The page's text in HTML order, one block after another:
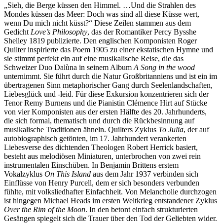
„Sieh, die Berge küssen den Himmel. …Und die Strahlen des
Mondes küssen das Meer: Doch was sind all diese Küsse wert,
wenn Du mich nicht küsst?“ Diese Zeilen stammen aus dem
Gedicht Love’s Philosophy, das der Romantiker Percy Bysshe
Shelley 1819 publizierte. Den englischen Komponisten Roger
Quilter inspirierte das Poem 1905 zu einer ekstatischen Hymne und
sie stimmt perfekt ein auf eine musikalische Reise, die das
Schweizer Duo Dalùna in seinem Album A Song in the wood
unternimmt. Sie führt durch die Natur Großbritanniens und ist ein im
übertragenen Sinn metaphorischer Gang durch Seelenlandschaften,
Liebesglück und -leid. Für diese Exkursion konzentrieren sich der
Tenor Remy Burnens und die Pianistin Clémence Hirt auf Stücke
von vier Komponisten aus der ersten Hälfte des 20. Jahrhunderts,
die sich formal, thematisch und durch die Rückbesinnung auf
musikalische Traditionen ähneln. Quilters Zyklus To Julia, der auf
autobiographisch getönten, im 17. Jahrhundert verankerten
Liebesverse des dichtenden Theologen Robert Herrick basiert,
besteht aus melodiösen Miniaturen, unterbrochen von zwei rein
instrumentalen Einschüben. In Benjamin Brittens erstem
Vokalzyklus On This Island aus dem Jahr 1937 verbinden sich
Einflüsse von Henry Purcell, dem er sich besonders verbunden
fühlte, mit volksliedhafter Einfachheit. Von Melancholie durchzogen
ist hingegen Michael Heads im ersten Weltkrieg entstandener Zyklus
Over the Rim of the Moon. In den betont einfach strukturierten
Gesängen spiegelt sich die Trauer über den Tod der Geliebten wider.